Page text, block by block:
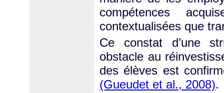
compétences
contextualisées que
Ce constat d’une
obstacle au
des élèves est
(Gueudet et al., 2008).